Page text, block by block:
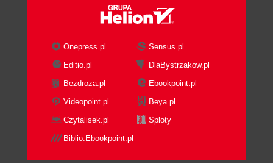
Onepress.pl
Sensus.pl
Editio.pl
DlaBystrzakow.pl
Bezdroza.pl
Ebookpoint.pl
Videopoint.pl
Beya.pl
Czytalisek.pl
Sploty
Biblio.Ebookpoint.pl